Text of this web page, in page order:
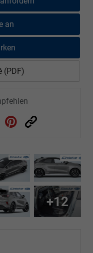
an
(PDF)
PinterestLink
+12